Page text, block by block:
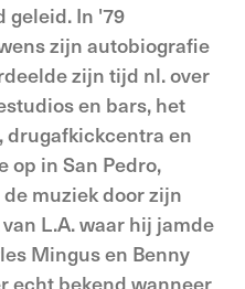
geleid. In '79
zijn autobiografie
zijn tijd nl. over
en bars, het
drugafkickcentra en
op in San Pedro,
muziek door zijn
L.A. waar hij jamde
Mingus en Benny
echt bekend wanneer